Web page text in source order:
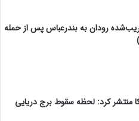
رودان به بندرعباس پس از حمله
منتشر کرد: لحظه سقوط برج دریایی